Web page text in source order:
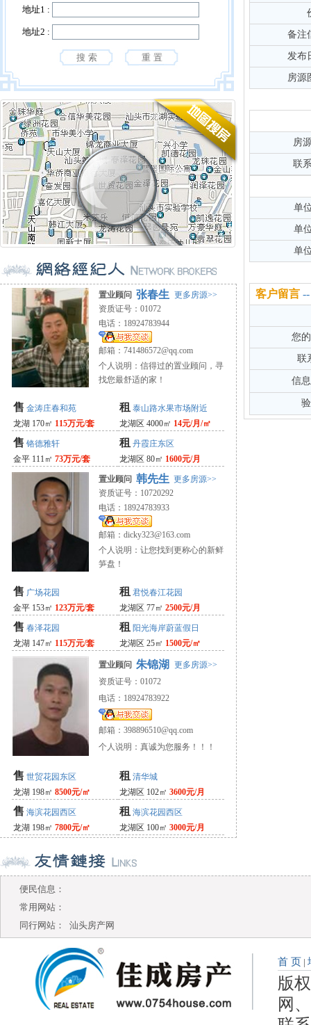
地址1 :
地址2 :
置业顾问 张春生 更多房源>>
资质证号：01072
电话：18924783944
邮箱： 741486572@qq.com
个人说明：信得过的置业顾问，寻
找您最舒适的家！
售 金涛庄春和苑
龙湖 170㎡ 115万元/套
售 铬德雅轩
金平 111㎡ 73万元/套
租泰山路水果市场附近
龙湖区 4000㎡ 14元/月/㎡
租丹霞庄东区
龙湖区 80㎡ 1600元/月
置业顾问 韩先生 更多房源>>
资质证号：10720292
电话：18924783933
邮箱： dicky323@163.com
个人说明：让您找到更称心的新鲜
笋盘！
售 广场花园
金平 153㎡ 123万元/套
售 春泽花园
龙湖 147㎡ 115万元/套
租君悦春江花园
龙湖区 77㎡ 2500元/月
租阳光海岸蔚蓝假日
龙湖区 25㎡ 1500元/㎡
置业顾问 朱锦湖
更多房源>>
资质证号：01072
电话：18924783922
邮箱： 398896510@qq.com
个人说明：真诚为您服务！！！
售 世贸花园东区
龙湖 198㎡ 8500元/㎡
售 海滨花园西区
龙湖 198㎡ 7800元/㎡
租清华城
龙湖区 102㎡ 3600元/月
租海滨花园西区
龙湖区 100㎡ 3000元/月
备注
发布
房源
房
联
单
单
单
客户留言
您
联
信
便民信息：
常用网站：
同行网站：
汕头房产网
首 页 |
版
网